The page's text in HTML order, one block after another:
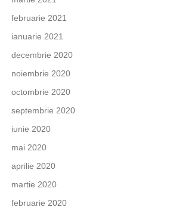
februarie 2021
ianuarie 2021
decembrie 2020
noiembrie 2020
octombrie 2020
septembrie 2020
iunie 2020
mai 2020
aprilie 2020
martie 2020
februarie 2020